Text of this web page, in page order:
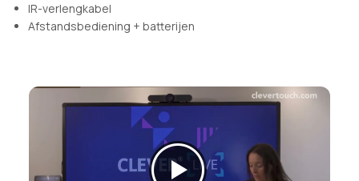
IR-verlengkabel
Afstandsbediening + batterijen